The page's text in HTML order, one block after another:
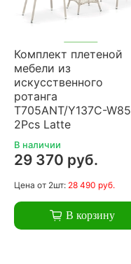
Комплект плетеной
мебели из
искусственного
ротанга
T705ANT/Y137C-W85
2Pcs Latte
В наличии
29 370 руб.
Цена от 2шт: 28 490 руб.
В корзину